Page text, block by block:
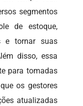
segmentos
de estoque,
e tornar suas
disso, essa
para tomadas
os gestores
atualizadas